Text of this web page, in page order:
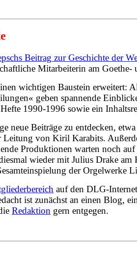
Beitrag zur Geschichte der
Mitarbeiterin am
wichtigen Baustein erweitert:
geben spannende
1990-1996 sowie ein
neue Beiträge zu entdecken,
Leitung von Kiril Karabits.
Produktionen warten noch
wieder mit Julius Drake
der Orgelwerke
auf den DLG-
ist zunächst an einen Blog,
Redaktion gern entgegen.